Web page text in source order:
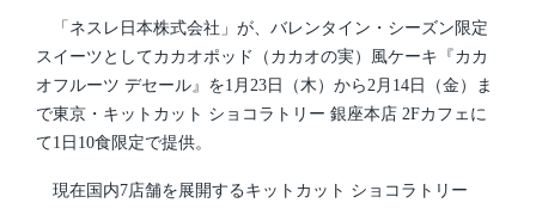
n
「ネスレ日本株式会社」が、バレンタイン・シーズン限定
スイーツとしてカカオポッド（カカオの実）風ケーキ『カカ
オフルーツ デセール』を1月23日（木）から2月14日（金）ま
で東京・キットカット ショコラトリー 銀座本店 2Fカフェに
て1日10食限定で提供。
現在国内7店舗を展開するキットカット ショコラトリー